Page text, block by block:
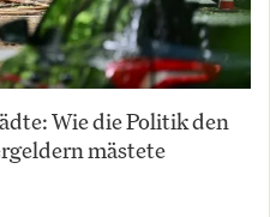
Wie die Politik den
mästete